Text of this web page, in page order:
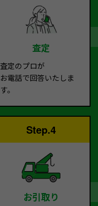
査定
査定のプロが
お電話で回答いたしま
す。
Step.4
お引取り